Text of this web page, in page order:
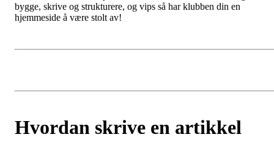
bygge, skrive og strukturere, og vips så har klubben din en
hjemmeside å være stolt av!
Hvordan skrive en artikkel